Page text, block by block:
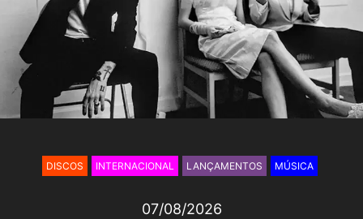
07/08/2026
DISCOS INTERNACIONAL LANÇAMENTOS MÚSICA